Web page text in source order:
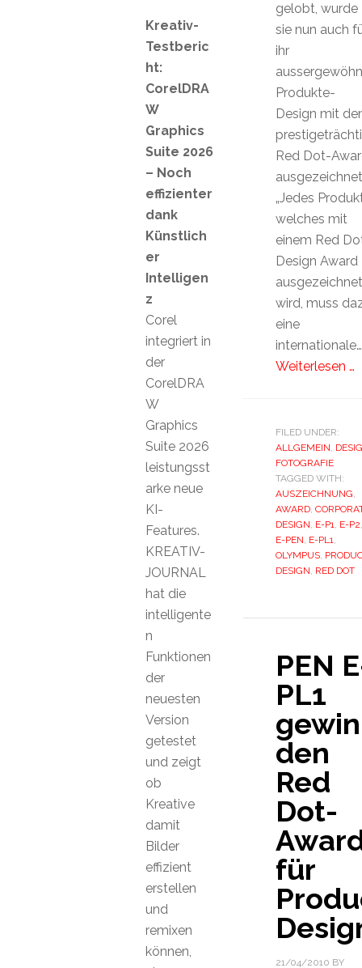
gelobt, wurde
sie nun auch
ihr
Produkte-
Design mit
Red Dot-
„Jedes
welches mit
einem Red
Design Award
ausgezeichnet
wird, muss
eine
internationale…
Weiterlesen …
FILED UNDER:
ALLGEMEIN,
FOTOGRAFIE
TAGGED WITH:
AUSZEICHNUNG,
AWARD,
DESIGN, E-P1, E-P2,
E-PEN, E-PL1,
OLYMPUS,
DESIGN, RED DOT
PEN
PL1
den
Red
Dot-
für
21/04/2010 BY
Kreativ-
Testberic
ht:
CorelDRA
W
Graphics
Suite 2026
– Noch
effizienter
dank
Künstlich
er
Intelligen
z
Corel
integriert in
der
CorelDRA
W
Graphics
Suite 2026
leistungsst
arke neue
KI-
Features.
KREATIV-
JOURNAL
hat die
intelligente
n
Funktionen
der
neuesten
Version
getestet
und zeigt
ob
Kreative
damit
Bilder
effizient
erstellen
und
remixen
können,